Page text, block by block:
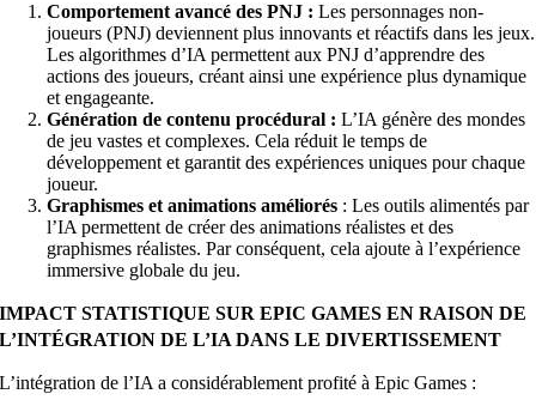
Comportement avancé des PNJ : Les personnages non-
joueurs (PNJ) deviennent plus innovants et réactifs dans les jeux.
Les algorithmes d’IA permettent aux PNJ d’apprendre des
actions des joueurs, créant ainsi une expérience plus dynamique
et engageante.
Génération de contenu procédural : L’IA génère des mondes
de jeu vastes et complexes. Cela réduit le temps de
développement et garantit des expériences uniques pour chaque
joueur.
Graphismes et animations améliorés : Les outils alimentés par
l’IA permettent de créer des animations réalistes et des
graphismes réalistes. Par conséquent, cela ajoute à l’expérience
immersive globale du jeu.
IMPACT STATISTIQUE SUR EPIC GAMES EN RAISON DE
L’INTÉGRATION DE L’IA DANS LE DIVERTISSEMENT
L’intégration de l’IA a considérablement profité à Epic Games :